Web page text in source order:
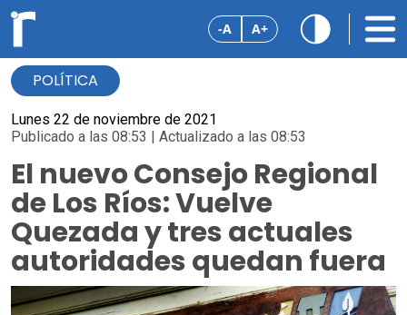
-A A+
POLÍTICA
Lunes 22 de noviembre de 2021
Publicado a las 08:53 | Actualizado a las 08:53
El nuevo Consejo Regional
de Los Ríos: Vuelve
Quezada y tres actuales
autoridades quedan fuera